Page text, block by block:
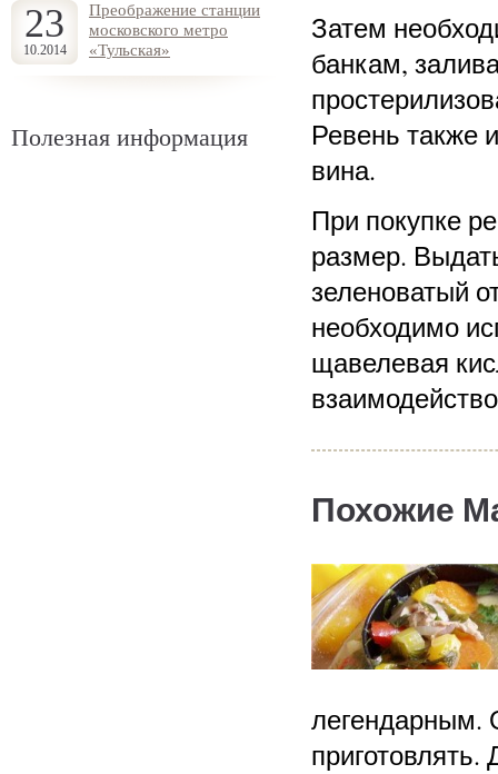
23
10.2014
Преображение станции
московского метро
«Тульская»
Полезная информация
Затем
банкам,
Ревень также
вина.
При покупке
размер.
зеленоватый
необходимо
щавелевая
Похожие
легендарным.
приготовлять.